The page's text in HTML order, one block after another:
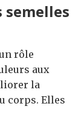
rôle
aux
la
corps. Elles